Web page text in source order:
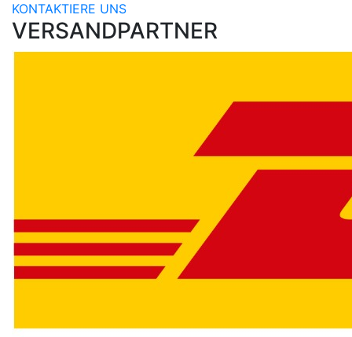
KONTAKTIERE UNS
VERSANDPARTNER